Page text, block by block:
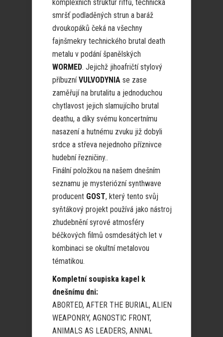
komplexních struktur riffů, technická
smršť podladěných strun a baráž
dvoukopáků čeká na všechny
fajnšmekry technického brutal death
metalu v podání španělských
WORMED. Jejichž jihoafričtí stylový
příbuzníVULVODYNIA se zase
zaměřují na brutalitu a jednoduchou
chytlavost jejich slamujícího brutal
deathu, a díky svému koncertnímu
nasazení a hutnému zvuku již dobyli
srdce a střeva nejednoho příznivce
hudební řezničiny..
Finální položkou na našem dnešním
seznamu je mysteriózní synthwave
producent GOST, který tento svůj
syňtákový projekt používá jako nástroj
zhudebnění syrové atmosféry
béčkových filmů osmdesátých let v
kombinaci se okultní metalovou
tématikou.
Kompletní soupiska kapel k
dnešnímu dni:
ABORTED, AFTER THE BURIAL, ALIEN
WEAPONRY, AGNOSTIC FRONT,
ANIMALS AS LEADERS, ANNAL